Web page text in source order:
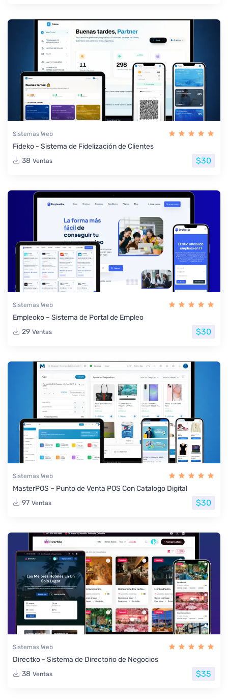
Sistemas Web
Fideko - Sistema de Fidelización de Clientes
38 Ventas $30
Sistemas Web
Empleoko – Sistema de Portal de Empleo
29 Ventas $30
Sistemas Web
MasterPOS – Punto de Venta POS Con Catalogo Digital
97 Ventas $30
Sistemas Web
Directko - Sistema de Directorio de Negocios
38 Ventas $35